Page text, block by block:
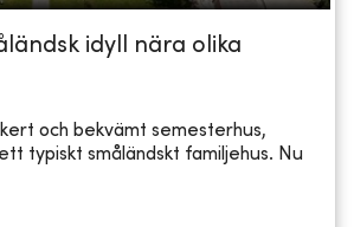
idyll nära olika
och bekvämt semesterhus,
typiskt småländskt familjehus. Nu